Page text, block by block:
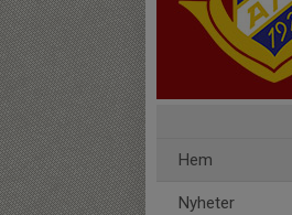
Hem
Nyheter